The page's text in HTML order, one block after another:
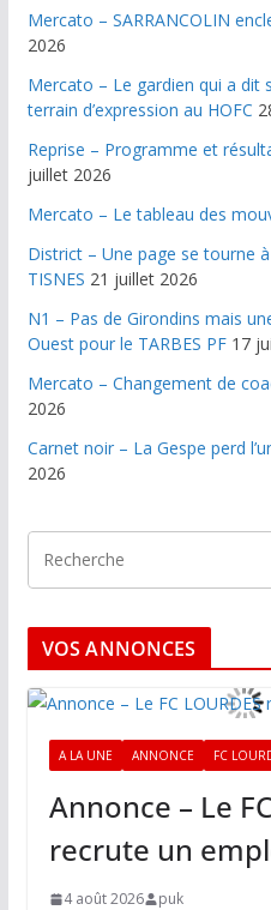
Mercato – SARRANCOLIN
2026
Mercato – Le gardien qui a
terrain d’expression au HOFC
Reprise – Programme et
juillet 2026
Mercato – Le tableau des
District – Une page se tourne à
TISNES 21 juillet 2026
N1 – Pas de Girondins mais
Ouest pour le TARBES PF 17
Mercato – Changement de
2026
Carnet noir – La Gespe perd
2026
VOS ANNONCES
A LA UNE ANNONCE FC
Annonce – Le
recrute un
4 août 2026 puk